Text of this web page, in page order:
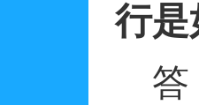
行是
答